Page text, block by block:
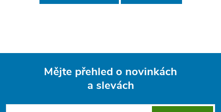
Mějte přehled o novinkách
a slevách